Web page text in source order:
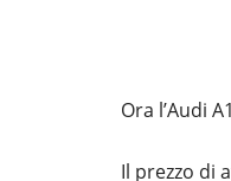
Ora l’Audi
Il prezzo di